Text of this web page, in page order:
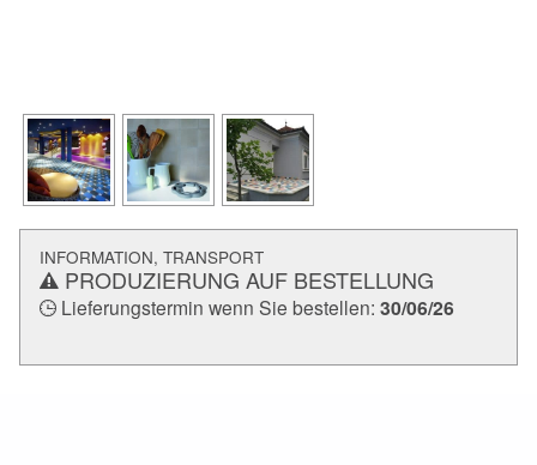
INFORMATION, TRANSPORT
PRODUZIERUNG AUF BESTELLUNG
Lieferungstermin wenn Sie bestellen: 30/06/26